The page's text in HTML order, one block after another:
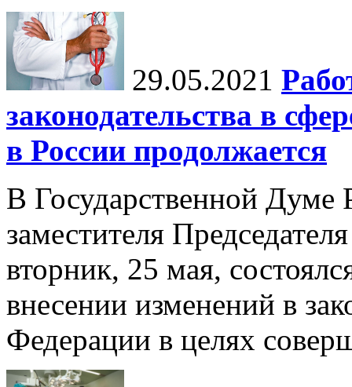
29.05.2021
законодательства в
в России продолжается
В Государственной Думе
заместителя
вторник, 25 мая,
внесении изменений в
Федерации в целях